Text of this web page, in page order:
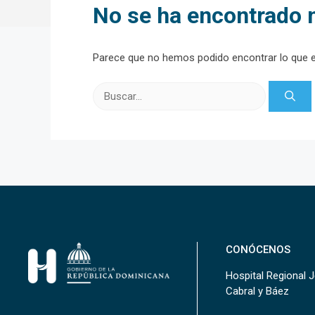
No se ha encontrado
Parece que no hemos podido encontrar lo que
CONÓCENOS
Hospital Regional
Cabral y Báez